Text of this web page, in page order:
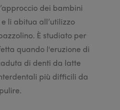
dei bambini
li abitua all’utilizzo
È studiato per
quando l'eruzione di
di denti da latte
più difficili da
pulire.